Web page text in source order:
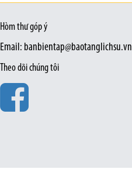
Hòm thư góp ý
Email: banbientap@baotanglichsu.vn
Theo dõi chúng tôi